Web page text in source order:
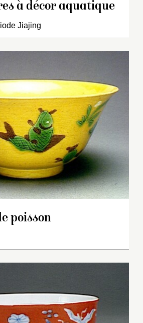
à décor aquatique
Jiajing
poisson